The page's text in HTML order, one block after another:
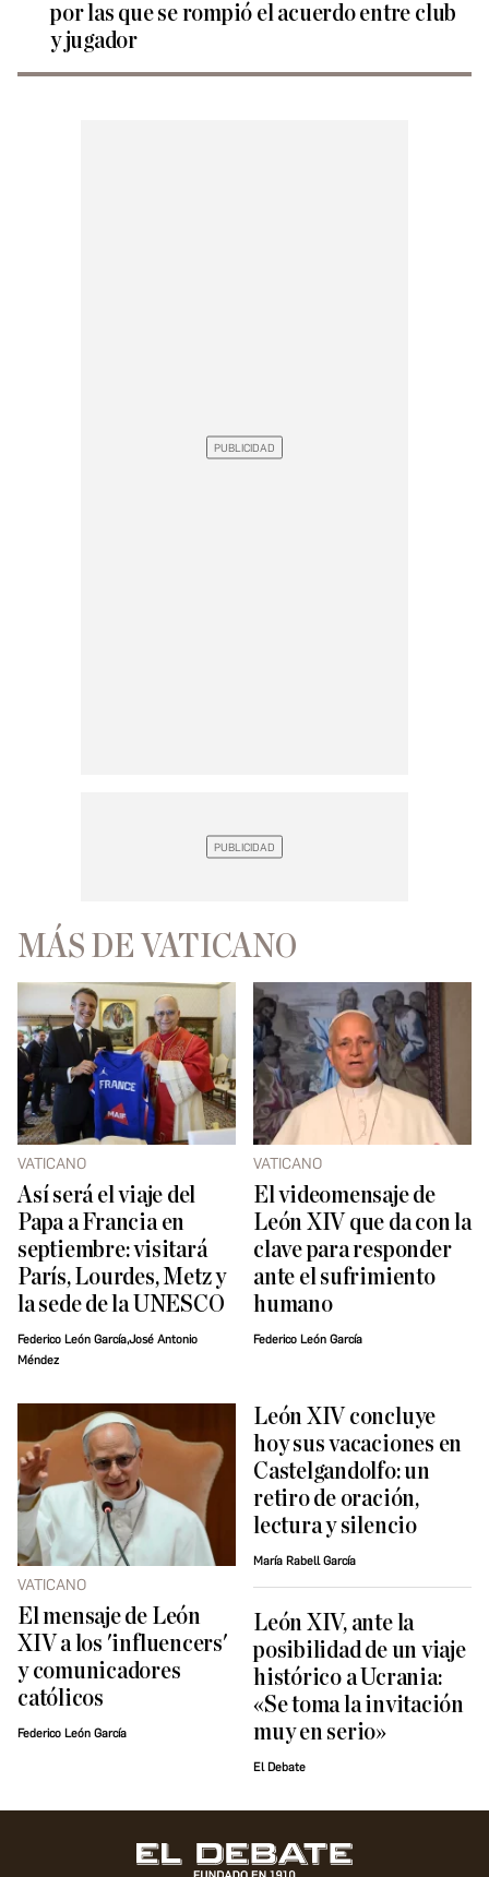
por las que se rompió el acuerdo entre club
y jugador
MÁS DE VATICANO
VATICANO
Así será el viaje del
Papa a Francia en
septiembre: visitará
París, Lourdes, Metz y
la sede de la UNESCO
Federico León García,José Antonio
Méndez
VATICANO
El videomensaje de
León XIV que da con la
clave para responder
ante el sufrimiento
humano
Federico León García
VATICANO
El mensaje de León
XIV a los 'influencers'
y comunicadores
católicos
Federico León García
León XIV concluye
hoy sus vacaciones en
Castelgandolfo: un
retiro de oración,
lectura y silencio
María Rabell García
León XIV, ante la
posibilidad de un viaje
histórico a Ucrania:
«Se toma la invitación
muy en serio»
El Debate